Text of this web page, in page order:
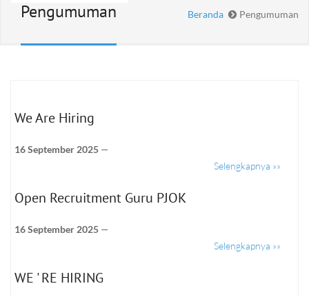
Pengumuman Beranda Pengumuman
We Are Hiring
16 September 2025 —
Selengkapnya »»
Open Recruitment Guru PJOK
16 September 2025 —
Selengkapnya »»
WE ' RE HIRING